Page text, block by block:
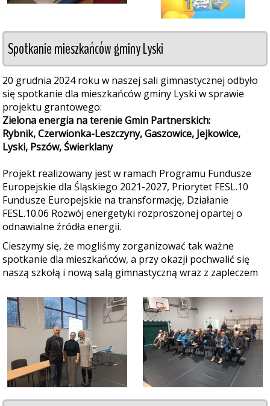
Spotkanie mieszkańców gminy Lyski
20 grudnia 2024 roku w naszej sali gimnastycznej odbyło
się spotkanie dla mieszkańców gminy Lyski w sprawie
projektu grantowego:
Zielona energia na terenie Gmin Partnerskich:
Rybnik, Czerwionka-Leszczyny, Gaszowice, Jejkowice,
Lyski, Pszów, Świerklany
Projekt realizowany jest w ramach Programu Fundusze
Europejskie dla Śląskiego 2021-2027, Priorytet FESL.10
Fundusze Europejskie na transformację, Działanie
FESL.10.06 Rozwój energetyki rozproszonej opartej o
odnawialne źródła energii.
Cieszymy się, że mogliśmy zorganizować tak ważne
spotkanie dla mieszkańców, a przy okazji pochwalić się
naszą szkołą i nową salą gimnastyczną wraz z zapleczem